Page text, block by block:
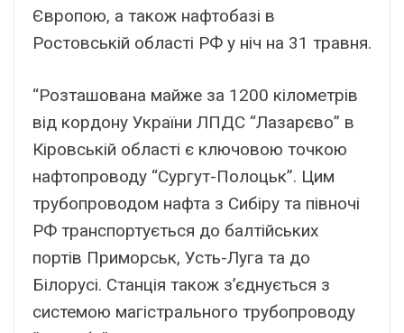
Європою, а також нафтобазі в
Ростовській області РФ у ніч на 31 травня.
“Розташована майже за 1200 кілометрів
від кордону України ЛПДС “Лазарєво” в
Кіровській області є ключовою точкою
нафтопроводу “Сургут-Полоцьк”. Цим
трубопроводом нафта з Сибіру та півночі
РФ транспортується до балтійських
портів Приморськ, Усть-Луга та до
Білорусі. Станція також з’єднується з
системою магістрального трубопроводу